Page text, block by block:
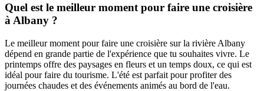
Quel est le meilleur moment pour faire une croisière
à Albany ?
Le meilleur moment pour faire une croisière sur la rivière Albany
dépend en grande partie de l'expérience que tu souhaites vivre. Le
printemps offre des paysages en fleurs et un temps doux, ce qui est
idéal pour faire du tourisme. L'été est parfait pour profiter des
journées chaudes et des événements animés au bord de l'eau.